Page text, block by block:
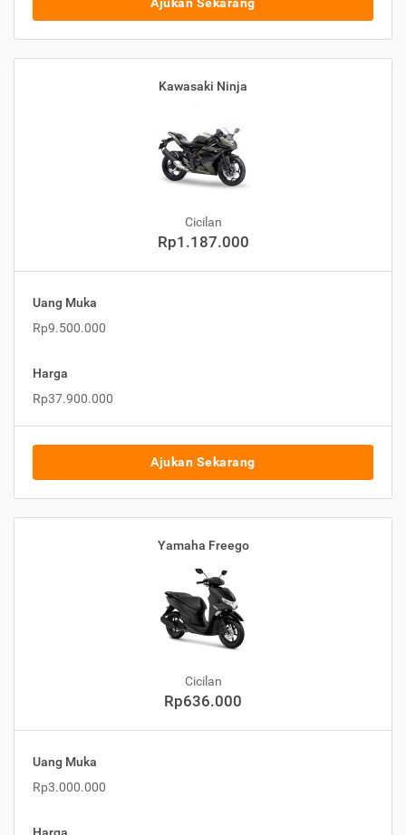
Ajukan Sekarang
Kawasaki Ninja
Cicilan
Rp1.187.000
Uang Muka
Rp9.500.000
Harga
Rp37.900.000
Ajukan Sekarang
Yamaha Freego
Cicilan
Rp636.000
Uang Muka
Rp3.000.000